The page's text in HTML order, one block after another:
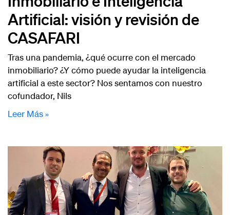
Artificial: visión y revisión de
CASAFARI
Tras una pandemia, ¿qué ocurre con el mercado
inmobiliario? ¿Y cómo puede ayudar la inteligencia
artificial a este sector? Nos sentamos con nuestro
cofundador, Nils
Leer Más »